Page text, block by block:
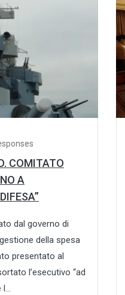
COMITATO
A
dal governo di
della spesa
presentato al
l’esecutivo “ad